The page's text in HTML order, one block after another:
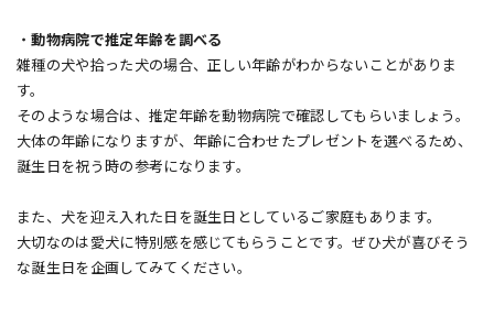
・動物病院で推定年齢を調べる
雑種の犬や拾った犬の場合、正しい年齢がわからないことがありま
す。
そのような場合は、推定年齢を動物病院で確認してもらいましょう。
大体の年齢になりますが、年齢に合わせたプレゼントを選べるため、
誕生日を祝う時の参考になります。
また、犬を迎え入れた日を誕生日としているご家庭もあります。
大切なのは愛犬に特別感を感じてもらうことです。ぜひ犬が喜びそう
な誕生日を企画してみてください。